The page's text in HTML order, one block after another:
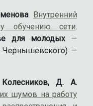
. Внутренний
обучению сети.
для молодых—
Чернышевского) —
Д. А.
шумов на работу